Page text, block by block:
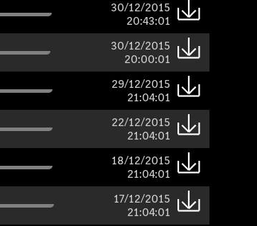
30/12/2015
20:43:01
30/12/2015
20:00:01
29/12/2015
21:04:01
22/12/2015
21:04:01
18/12/2015
21:04:01
17/12/2015
21:04:01